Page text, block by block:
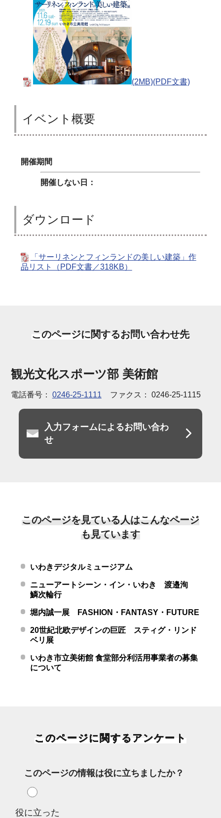
(2MB)(PDF文書)
イベント概要
開催期間
開催しない日：
ダウンロード
「サーリネンとフィンランドの美しい建築」作
品リスト（PDF文書／318KB）
このページに関するお問い合わせ先
観光文化スポーツ部 美術館
電話番号： 0246-25-1111 ファクス： 0246-25-1115
入力フォームによるお問い合わ
せ
このページを見ている人はこんなページ
も見ています
いわきデジタルミュージアム
ニューアートシーン・イン・いわき 渡邉洵
鱗次輪行
堀内誠一展 FASHION・FANTASY・FUTURE
20世紀北欧デザインの巨匠 スティグ・リンド
ベリ展
いわき市立美術館 食堂部分利活用事業者の募集
について
このページに関するアンケート
このページの情報は役に立ちましたか？
役に立った